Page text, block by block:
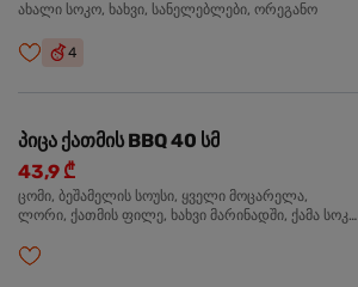
ახალი სოკო, ხახვი, სანელებლები, ორეგანო
4
პიცა ქათმის BBQ 40 სმ
43,9 ₾
ცომი, ბეშამელის სოუსი, ყველი მოცარელა,
ლორი, ქათმის ფილე, ხახვი მარინადში, ქამა სოკო